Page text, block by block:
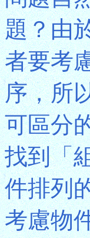
題？由
者要考
序，所
可區分
找到「
件排列
考慮物